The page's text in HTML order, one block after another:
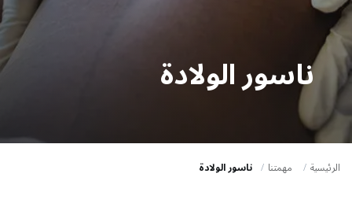
t
i
o
n
ناسور الولادة
الرئيسية مهمتنا ناسور الولادة